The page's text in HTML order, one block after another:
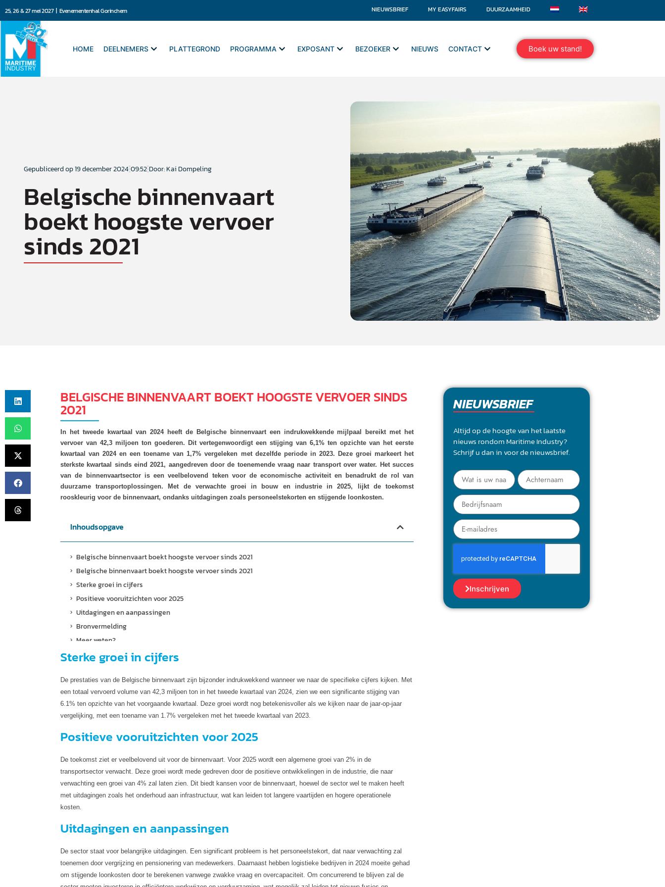
25, 26 & 27 mei 2027 | Evenementenhal Gorinchem NIEUWSBRIEF MY EASYFAIRS DUURZAAMHEID
HOME DEELNEMERS PLATTEGROND PROGRAMMA EXPOSANT BEZOEKER NIEUWS CONTACT Boek uw stand!
Gepubliceerd op19 december 202409:52 Door: Kai Dompeling
Belgische binnenvaart
boekt hoogste vervoer
sinds 2021
NIEUWSBRIEF
Altijd op de hoogte van het laatste
nieuws rondom Maritime Industry?
Schrijf u dan in voor de nieuwsbrief.
Inschrijven
BELGISCHE BINNENVAART BOEKT HOOGSTE VERVOER SINDS
2021
In het tweede kwartaal van 2024 heeft de Belgische binnenvaart een indrukwekkende mijlpaal bereikt met het
vervoer van 42,3 miljoen ton goederen. Dit vertegenwoordigt een stijging van 6,1% ten opzichte van het eerste
kwartaal van 2024 en een toename van 1,7% vergeleken met dezelfde periode in 2023. Deze groei markeert het
sterkste kwartaal sinds eind 2021, aangedreven door de toenemende vraag naar transport over water. Het succes
van de binnenvaartsector is een veelbelovend teken voor de economische activiteit en benadrukt de rol van
duurzame transportoplossingen. Met de verwachte groei in bouw en industrie in 2025, lijkt de toekomst
rooskleurig voor de binnenvaart, ondanks uitdagingen zoals personeelstekorten en stijgende loonkosten.
Inhoudsopgave
Belgische binnenvaart boekt hoogste vervoer sinds 2021
Belgische binnenvaart boekt hoogste vervoer sinds 2021
Sterke groei in cijfers
Positieve vooruitzichten voor 2025
Uitdagingen en aanpassingen
Bronvermelding
Meer weten?
Sterke groei in cijfers
De prestaties van de Belgische binnenvaart zijn bijzonder indrukwekkend wanneer we naar de specifieke cijfers kijken. Met
een totaal vervoerd volume van 42,3 miljoen ton in het tweede kwartaal van 2024, zien we een significante stijging van
6.1% ten opzichte van het voorgaande kwartaal. Deze groei wordt nog betekenisvoller als we kijken naar de jaar-op-jaar
vergelijking, met een toename van 1.7% vergeleken met het tweede kwartaal van 2023.
Positieve vooruitzichten voor 2025
De toekomst ziet er veelbelovend uit voor de binnenvaart. Voor 2025 wordt een algemene groei van 2% in de
transportsector verwacht. Deze groei wordt mede gedreven door de positieve ontwikkelingen in de industrie, die naar
verwachting een groei van 4% zal laten zien. Dit biedt kansen voor de binnenvaart, hoewel de sector wel te maken heeft
met uitdagingen zoals het onderhoud aan infrastructuur, wat kan leiden tot langere vaartijden en hogere operationele
kosten.
Uitdagingen en aanpassingen
De sector staat voor belangrijke uitdagingen. Een significant probleem is het personeelstekort, dat naar verwachting zal
toenemen door vergrijzing en pensionering van medewerkers. Daarnaast hebben logistieke bedrijven in 2024 moeite gehad
om stijgende loonkosten door te berekenen vanwege zwakke vraag en overcapaciteit. Om concurrerend te blijven zal de